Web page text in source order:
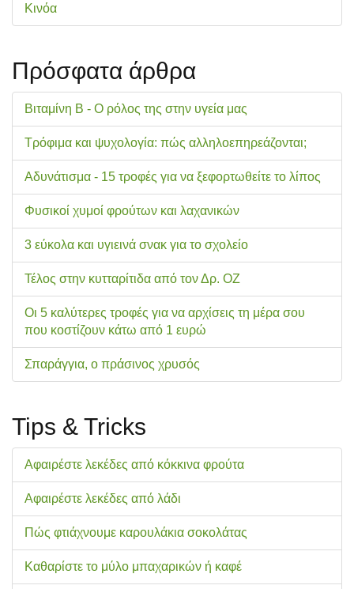
Κινόα
Πρόσφατα άρθρα
Βιταμίνη Β - Ο ρόλος της στην υγεία μας
Τρόφιμα και ψυχολογία: πώς αλληλοεπηρεάζονται;
Αδυνάτισμα - 15 τροφές για να ξεφορτωθείτε το λίπος
Φυσικοί χυμοί φρούτων και λαχανικών
3 εύκολα και υγιεινά σνακ για το σχολείo
Τέλος στην κυτταρίτιδα από τον Δρ. ΟΖ
Οι 5 καλύτερες τροφές για να αρχίσεις τη μέρα σου
που κοστίζουν κάτω από 1 ευρώ
Σπαράγγια, ο πράσινος χρυσός
Tips & Tricks
Αφαιρέστε λεκέδες από κόκκινα φρούτα
Αφαιρέστε λεκέδες από λάδι
Πώς φτιάχνουμε καρουλάκια σοκολάτας
Καθαρίστε το μύλο μπαχαρικών ή καφέ